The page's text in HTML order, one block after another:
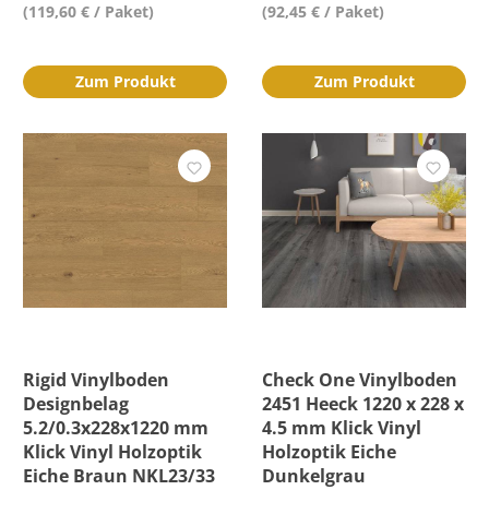
(119,60 € / Paket)
Zum Produkt
(92,45 € / Paket)
Zum Produkt
Rigid Vinylboden
Designbelag
5.2/0.3x228x1220 mm
Klick Vinyl Holzoptik
Eiche Braun NKL23/33
Check One Vinylboden
2451 Heeck 1220 x 228 x
4.5 mm Klick Vinyl
Holzoptik Eiche
Dunkelgrau